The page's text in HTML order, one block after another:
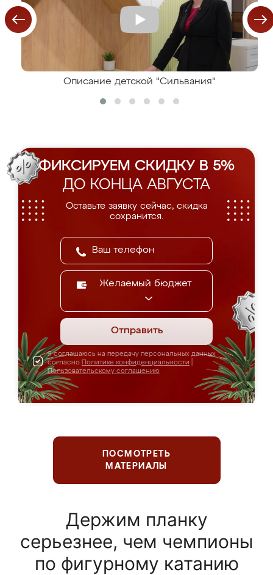
Описание детской "Сильвания"
ФИКСИРУЕМ СКИДКУ В 5%
ДО КОНЦА АВГУСТА
Оставьте заявку сейчас, скидка
сохранится.
Желаемый бюджет
Отправить
Я соглашаюсь на передачу персональных данных
согласно Политике конфиденциальности
Пользовательскому соглашению
ПОСМОТРЕТЬ
МАТЕРИАЛЫ
Держим планку
серьезнее, чем чемпионы
по фигурному катанию